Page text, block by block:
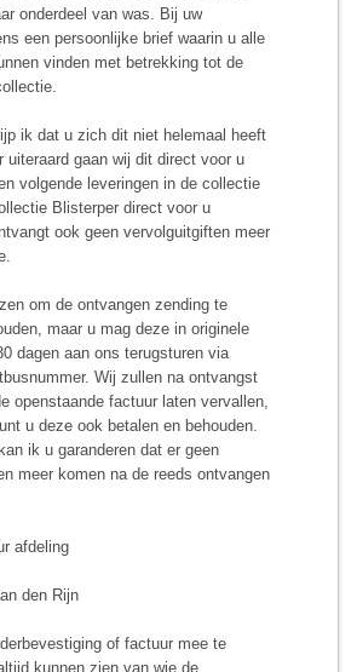
onderdeel van was. Bij uw
een persoonlijke brief waarin u alle
vinden met betrekking tot de
ik dat u zich dit niet helemaal heeft
uiteraard gaan wij dit direct voor u
volgende leveringen in de collectie
Blisterper direct voor u
ook geen vervolguitgiften meer
om de ontvangen zending te
maar u mag deze in originele
dagen aan ons terugsturen via
Wij zullen na ontvangst
openstaande factuur laten vervallen,
u deze ook betalen en behouden.
ik u garanderen dat er geen
meer komen na de reeds ontvangen
afdeling
den Rijn
of factuur mee te
kunnen zien van wie de